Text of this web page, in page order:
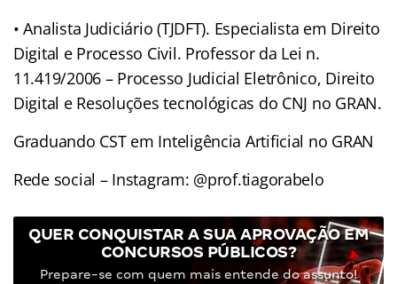
• Analista Judiciário (TJDFT). Especialista em Direito
Digital e Processo Civil. Professor da Lei n.
11.419/2006 – Processo Judicial Eletrônico, Direito
Digital e Resoluções tecnológicas do CNJ no GRAN.
Graduando CST em Inteligência Artificial no GRAN
Rede social – Instagram: @prof.tiagorabelo
QUER CONQUISTAR A SUA APROVAÇÃO EM
CONCURSOS PÚBLICOS?
Prepare-se com quem mais entende do assunto!